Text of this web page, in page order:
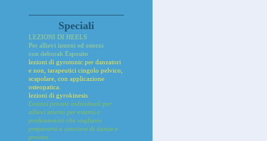
Speciali
LEZIONI DI HEELS
Per allievi interni ed esterni
con deborah Esposito
lezioni di gyrotonic per danzatori
e non, tarapeutici cingolo pelvico,
scapolare, con applicazione
osteopatica.
lezioni di gyrokinesis
Lezioni private individuali per
allievi interni per esterni e
professionisti che vogliano
prepararsi a concorsi di danza e
provini.